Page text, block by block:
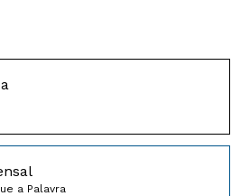
a Palavra